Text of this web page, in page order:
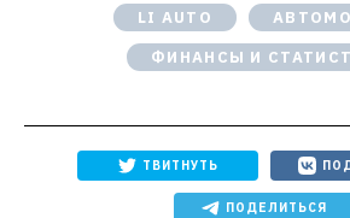
LI AUTO
ФИНАНСЫ И
ТВИТНУТЬ
ПОДЕЛИТЬСЯ